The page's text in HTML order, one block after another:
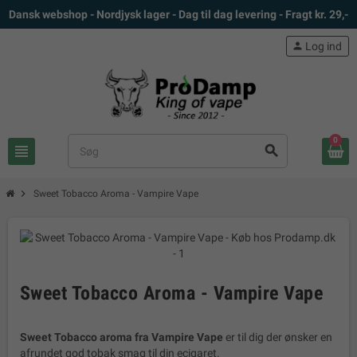
Dansk webshop - Nordjysk lager - Dag til dag levering - Fragt kr. 29,-
view_headline search
person Log ind
0
chevron_right Sweet Tobacco Aroma - Vampire Vape
Sweet Tobacco Aroma - Vampire Vape
Sweet Tobacco aroma fra Vampire Vape er til dig der ønsker en
afrundet god tobak smag til din ecigaret.